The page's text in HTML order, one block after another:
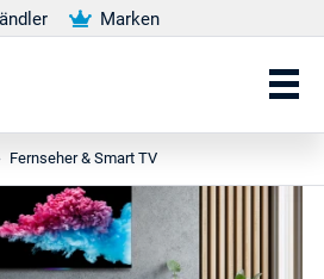
Marken
Fernseher & Smart TV